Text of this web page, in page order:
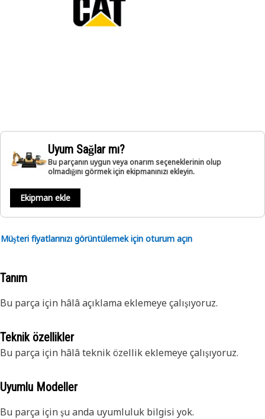
Uyum Sağlar mı?
Bu parçanın uygun veya onarım seçeneklerinin olup
olmadığını görmek için ekipmanınızı ekleyin.
Ekipman ekle
Müşteri fiyatlarınızı görüntülemek için oturum açın
Tanım
Bu parça için hâlâ açıklama eklemeye çalışıyoruz.
Teknik özellikler
Bu parça için hâlâ teknik özellik eklemeye çalışıyoruz.
Uyumlu Modeller
Bu parça için şu anda uyumluluk bilgisi yok.